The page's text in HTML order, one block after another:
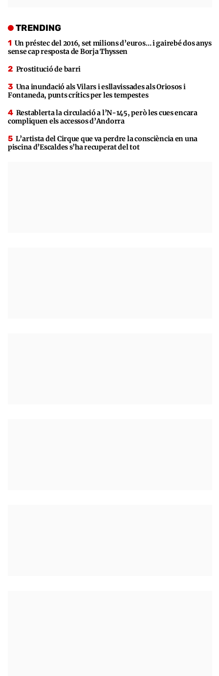
TRENDING
Un préstec del 2016, set milions d’euros… i gairebé dos anys
sense cap resposta de Borja Thyssen
Prostitució de barri
Una inundació als Vilars i esllavissades als Oriosos i
Fontaneda, punts crítics per les tempestes
Restablerta la circulació a l’N-145, però les cues encara
compliquen els accessos d’Andorra
L’artista del Cirque que va perdre la consciència en una
piscina d’Escaldes s’ha recuperat del tot